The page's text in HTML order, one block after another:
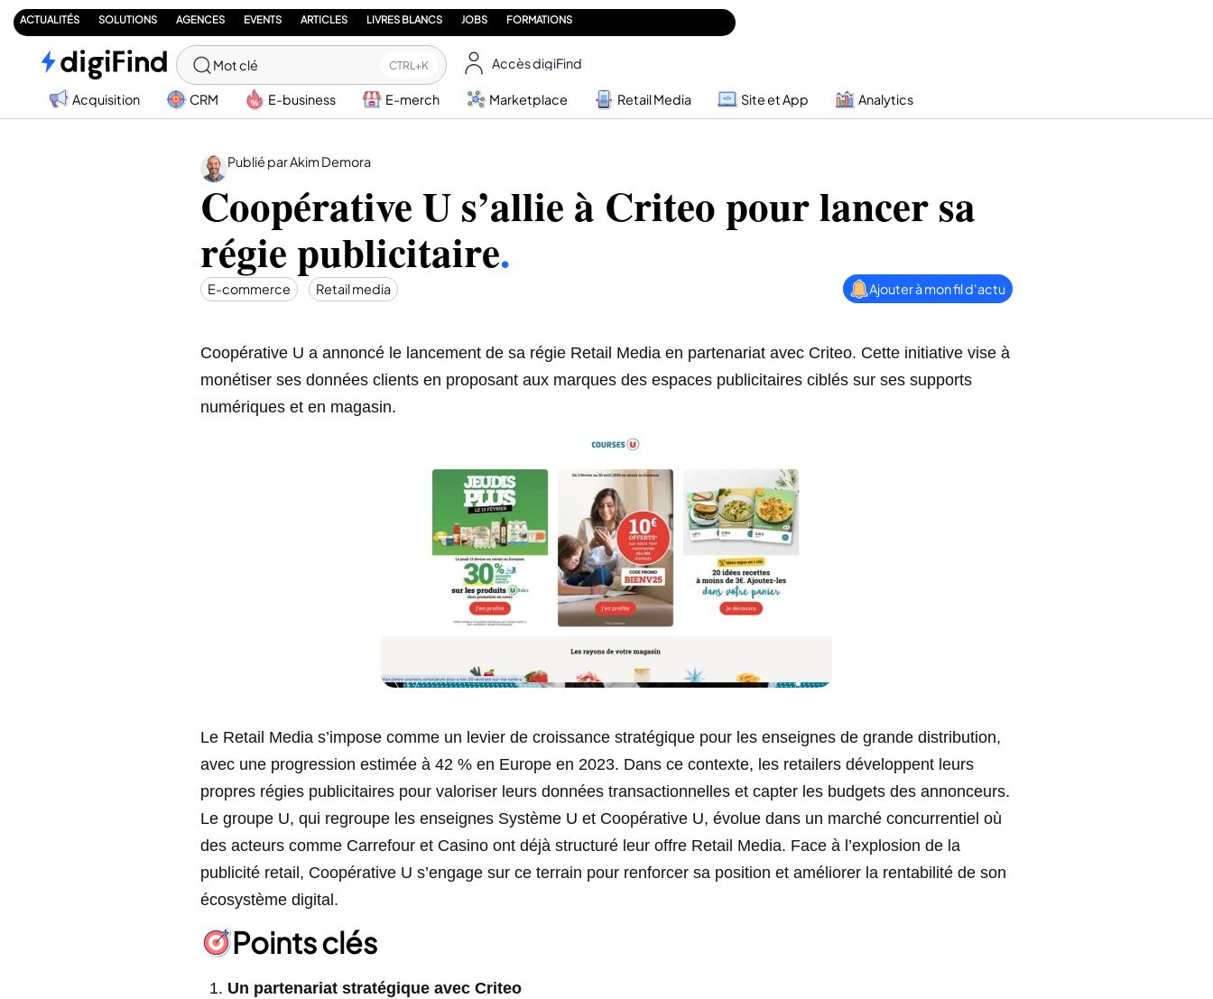
ACTUALITÉS SOLUTIONS AGENCES EVENTS ARTICLES LIVRES BLANCS JOBS FORMATIONS
Mot clé CTRL+K Accès digiFind
Acquisition CRM E-business E-merch Marketplace Retail Media Site et App Analytics
Publié par Akim Demora
Coopérative U s’allie à Criteo pour lancer sa
régie publicitaire.
E-commerce Retail media Ajouter à mon fil d'actu
Coopérative U a annoncé le lancement de sa régie Retail Media en partenariat avec Criteo. Cette initiative vise à
monétiser ses données clients en proposant aux marques des espaces publicitaires ciblés sur ses supports
numériques et en magasin.
Le Retail Media s’impose comme un levier de croissance stratégique pour les enseignes de grande distribution,
avec une progression estimée à 42 % en Europe en 2023. Dans ce contexte, les retailers développent leurs
propres régies publicitaires pour valoriser leurs données transactionnelles et capter les budgets des annonceurs.
Le groupe U, qui regroupe les enseignes Système U et Coopérative U, évolue dans un marché concurrentiel où
des acteurs comme Carrefour et Casino ont déjà structuré leur offre Retail Media. Face à l’explosion de la
publicité retail, Coopérative U s’engage sur ce terrain pour renforcer sa position et améliorer la rentabilité de son
écosystème digital.
Points clés
Un partenariat stratégique avec Criteo